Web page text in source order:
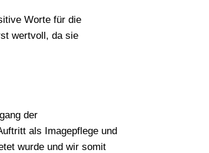
Worte für die
wertvoll, da sie
der
als Imagepflege und
wurde und wir somit